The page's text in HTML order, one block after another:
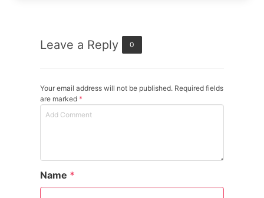
Leave a Reply 0
Your email address will not be published. Required fields
are marked *
Name *